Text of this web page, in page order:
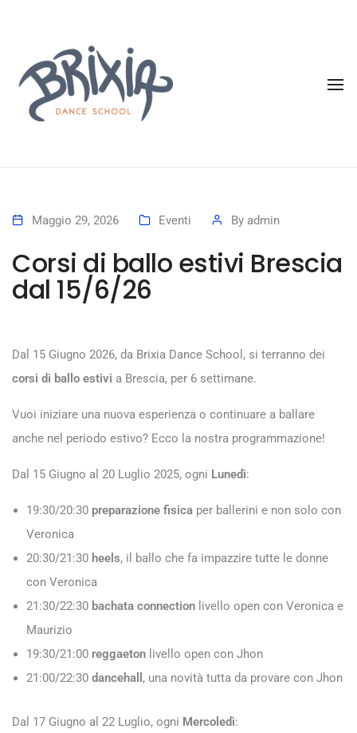
Maggio 29, 2026 Eventi By admin
Corsi di ballo estivi Brescia
dal 15/6/26
Dal 15 Giugno 2026, da Brixia Dance School, si terranno dei
corsi di ballo estivi a Brescia, per 6 settimane.
Vuoi iniziare una nuova esperienza o continuare a ballare
anche nel periodo estivo? Ecco la nostra programmazione!
Dal 15 Giugno al 20 Luglio 2025, ogni Lunedì:
19:30/20:30 preparazione fisica per ballerini e non solo con
Veronica
20:30/21:30 heels, il ballo che fa impazzire tutte le donne
con Veronica
21:30/22:30 bachata connection livello open con Veronica e
Maurizio
19:30/21:00 reggaeton livello open con Jhon
21:00/22:30 dancehall , una novità tutta da provare con Jhon
Dal 17 Giugno al 22 Luglio, ogni Mercoledì: